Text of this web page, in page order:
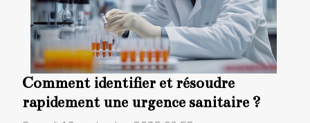
Comment identifier et résoudre
rapidement une urgence sanitaire ?